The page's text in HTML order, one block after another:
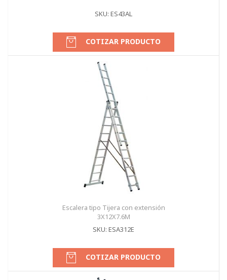
SKU: ES43AL
COTIZAR PRODUCTO
Escalera tipo Tijera con extensión
3X12X7.6M
SKU: ESA312E
COTIZAR PRODUCTO